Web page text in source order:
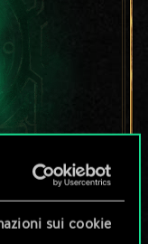
sui cookie
un